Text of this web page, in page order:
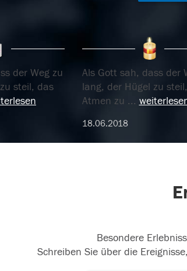
der Weg zu
steil, das
Als Gott sah, dass der
lang, der Hügel zu
Atmen zu ...
18.06.2018
Besondere
Schreiben Sie über die